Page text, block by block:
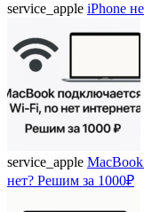
service_apple iPhone
service_apple
нет? Решим за 1000₽